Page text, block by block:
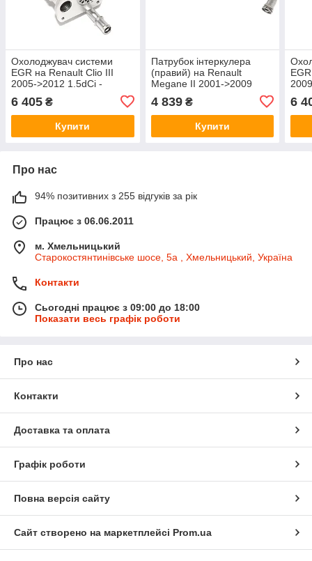
Охолоджувач системи
EGR на Renault Clio III
2005->2012 1.5dCi -
147359714R
6 405 ₴
Купити
Патрубок інтеркулера
(правий) на Renault
Megane II 2001->2009
1.5dCi - Renault (Оригінал)
- 8200306925
4 839₴
Купити
6
Про нас
94% позитивних з 255 відгуків за рік
Працює з 06.06.2011
м. Хмельницький
Старокостянтинівське шосе, 5а , Хмельницький, Україна
Контакти
Сьогодні працює з 09:00 до 18:00
Показати весь графік роботи
Про нас
Контакти
Доставка та оплата
Графік роботи
Повна версія сайту
Сайт створено на маркетплейсі Prom.ua